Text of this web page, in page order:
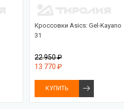
Кроссовки Asics: Gel-Kayano
31
22 950 ₽
13 770 ₽
КУПИТЬ